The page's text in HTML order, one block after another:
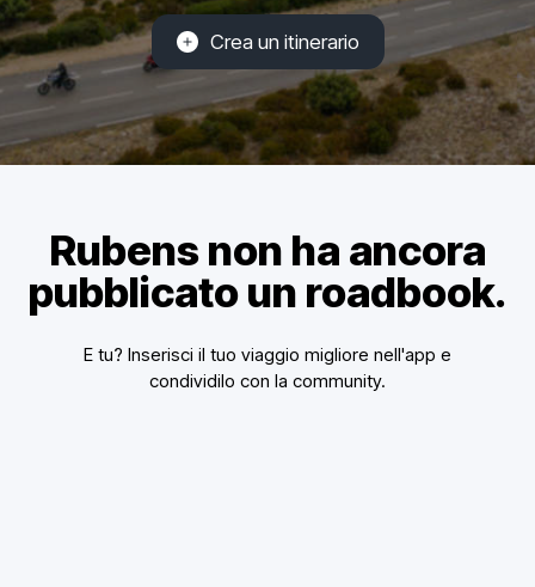
Crea un itinerario
Rubens non ha ancora
pubblicato un roadbook.
E tu? Inserisci il tuo viaggio migliore nell'app e
condividilo con la community.